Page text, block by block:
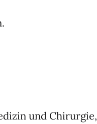
und Chirurgie,